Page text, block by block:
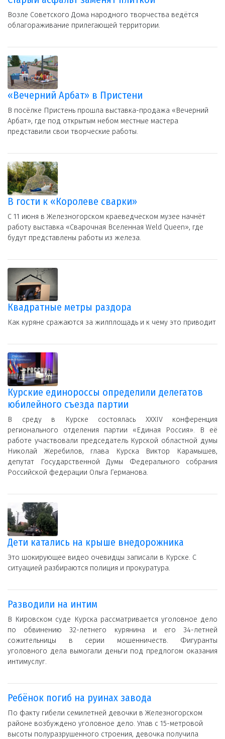
Возле Советского Дома народного творчества ведётся
облагораживание прилегающей территории.
«Вечерний Арбат» в Пристени
В посёлке Пристень прошла выставка-продажа «Вечерний
Арбат», где под открытым небом местные мастера
представили свои творческие работы.
В гости к «Королеве сварки»
С 11 июня в Железногорском краеведческом музее начнёт
работу выставка «Сварочная Вселенная Weld Queen», где
будут представлены работы из железа.
Квадратные метры раздора
Как куряне сражаются за жилплощадь и к чему это приводит
Курские единороссы определили делегатов
юбилейного съезда партии
В среду в Курске состоялась XXXIV конференция
регионального отделения партии «Единая Россия». В её
работе участвовали председатель Курской областной думы
Николай Жеребилов, глава Курска Виктор Карамышев,
депутат Государственной Думы Федерального собрания
Российской федерации Ольга Германова.
Дети катались на крыше внедорожника
Это шокирующее видео очевидцы записали в Курске. С
ситуацией разбираются полиция и прокуратура.
Разводили на интим
В Кировском суде Курска рассматривается уголовное дело
по обвинению 32-летнего курянина и его 34-летней
сожительницы в серии мошенничеств. Фигуранты
уголовного дела вымогали деньги под предлогом оказания
интимуслуг.
Ребёнок погиб на руинах завода
По факту гибели семилетней девочки в Железногорском
районе возбуждено уголовное дело. Упав с 15-метровой
высоты полуразрушенного строения, девочка получила